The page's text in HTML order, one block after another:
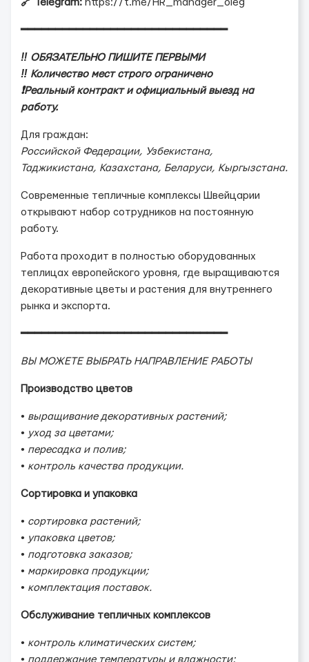
🔗 Telegram: https://t.me/HR_manager_oleg
━━━━━━━━━━━━━━━━━━━━━━━━━━━━━━
‼️ ОБЯЗАТЕЛЬНО ПИШИТЕ ПЕРВЫМИ
‼️ Количество мест строго ограничено
❗️Реальный контракт и официальный выезд на
работу.
Для граждан:
Российской Федерации, Узбекистана,
Таджикистана, Казахстана, Беларуси, Кыргызстана.
Современные тепличные комплексы Швейцарии
открывают набор сотрудников на постоянную
работу.
Работа проходит в полностью оборудованных
теплицах европейского уровня, где выращиваются
декоративные цветы и растения для внутреннего
рынка и экспорта.
━━━━━━━━━━━━━━━━━━━━━━━━━━━━━━
ВЫ МОЖЕТЕ ВЫБРАТЬ НАПРАВЛЕНИЕ РАБОТЫ
Производство цветов
• выращивание декоративных растений;
• уход за цветами;
• пересадка и полив;
• контроль качества продукции.
Сортировка и упаковка
• сортировка растений;
• упаковка цветов;
• подготовка заказов;
• маркировка продукции;
• комплектация поставок.
Обслуживание тепличных комплексов
• контроль климатических систем;
• поддержание температуры и влажности;